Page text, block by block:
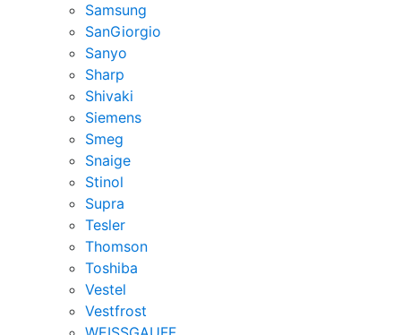
Samsung
SanGiorgio
Sanyo
Sharp
Shivaki
Siemens
Smeg
Snaige
Stinol
Supra
Tesler
Thomson
Toshiba
Vestel
Vestfrost